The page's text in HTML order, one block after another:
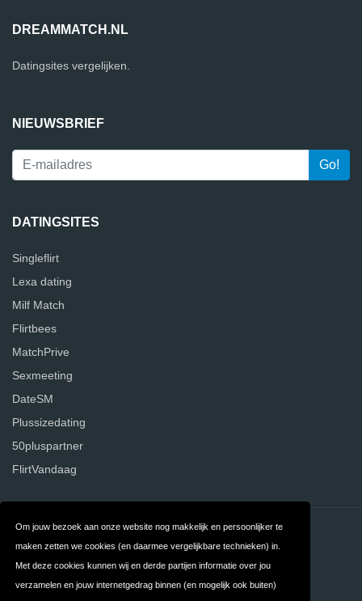
Om jouw bezoek aan onze website nog makkelijk en persoonlijker te
maken zetten we cookies (en daarmee vergelijkbare technieken) in.
Met deze cookies kunnen wij en derde partijen informatie over jou
verzamelen en jouw internetgedrag binnen (en mogelijk ook buiten)
DREAMMATCH.NL
Datingsites vergelijken.
NIEUWSBRIEF
DATINGSITES
Singleflirt
Lexa dating
Milf Match
Flirtbees
MatchPrive
Sexmeeting
DateSM
Plussizedating
50pluspartner
FlirtVandaag
Contact Over ons
Privacy Algemene
Voorwaarden